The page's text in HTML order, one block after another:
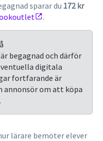
sparar du 172 kr
.
begagnad och därför
digitala
fortfarande är
annonsör om att köpa
lärare bemöter elever